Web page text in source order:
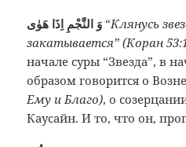
“Клянусь
закатывается” (Коран
начале суры “Звезда”, в
образом говорится о
Ему и Благо), о
Каусайн. И то, что он,